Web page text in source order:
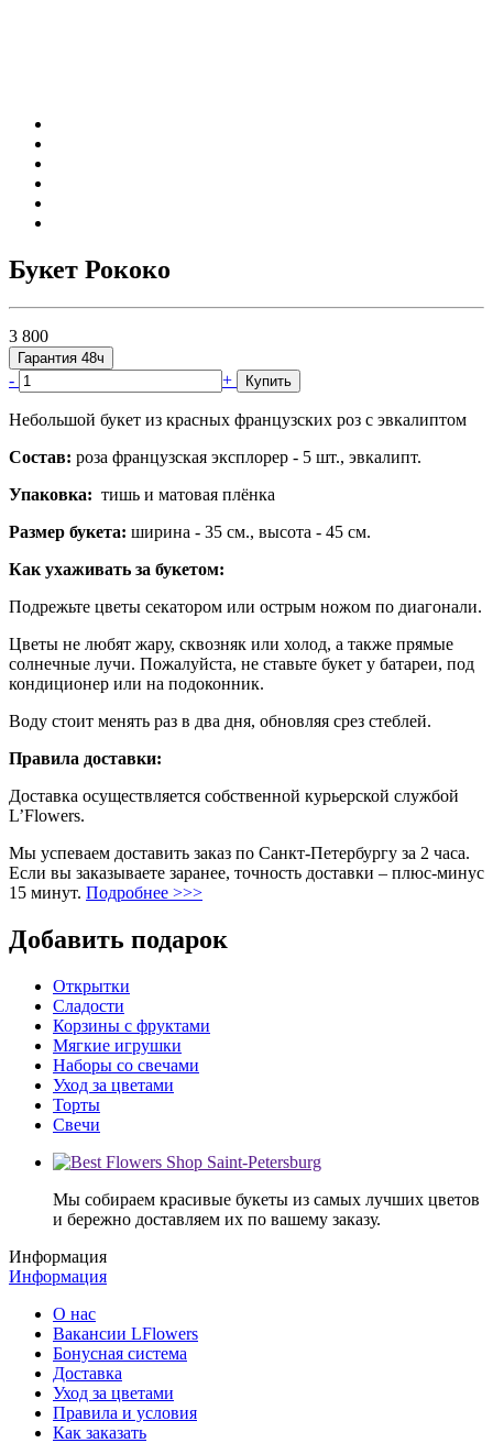
Букет Рококо
3 800
Гарантия 48ч
- + Купить
Небольшой букет из красных французских роз с эвкалиптом
Состав: роза французская эксплорер - 5 шт., эвкалипт.
Упаковка: тишь и матовая плёнка
Размер букета: ширина - 35 см., высота - 45 см.
Как ухаживать за букетом:
Подрежьте цветы секатором или острым ножом по диагонали.
Цветы не любят жару, сквозняк или холод, а также прямые
солнечные лучи. Пожалуйста, не ставьте букет у батареи, под
кондиционер или на подоконник.
Воду стоит менять раз в два дня, обновляя срез стеблей.
Правила доставки:
Доставка осуществляется собственной курьерской службой
L’Flowers.
Мы успеваем доставить заказ по Санкт-Петербургу за 2 часа.
Если вы заказываете заранее, точность доставки – плюс-минус
15 минут. Подробнее >>>
Добавить подарок
Открытки
Сладости
Корзины с фруктами
Мягкие игрушки
Наборы со свечами
Уход за цветами
Торты
Свечи
Мы собираем красивые букеты из самых лучших цветов
и бережно доставляем их по вашему заказу.
Информация
Информация
О нас
Вакансии LFlowers
Бонусная система
Доставка
Уход за цветами
Правила и условия
Как заказать